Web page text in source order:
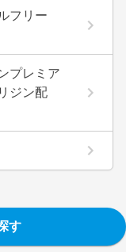
フリー
プレミア
ジン配
す